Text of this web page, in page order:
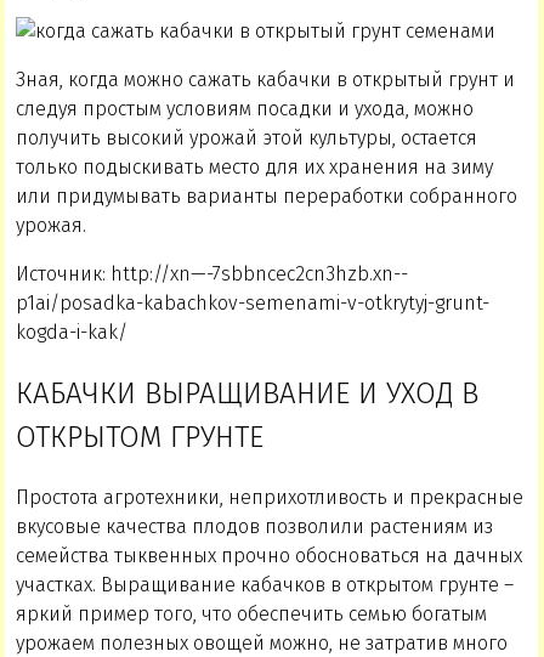
Зная, когда можно сажать кабачки в открытый грунт и
следуя простым условиям посадки и ухода, можно
получить высокий урожай этой культуры, остается
только подыскивать место для их хранения на зиму
или придумывать варианты переработки собранного
урожая.
Источник: http://xn—-7sbbncec2cn3hzb.xn--
p1ai/posadka-kabachkov-semenami-v-otkrytyj-grunt-
kogda-i-kak/
КАБАЧКИ ВЫРАЩИВАНИЕ И УХОД В
ОТКРЫТОМ ГРУНТЕ
Простота агротехники, неприхотливость и прекрасные
вкусовые качества плодов позволили растениям из
семейства тыквенных прочно обосноваться на дачных
участках. Выращивание кабачков в открытом грунте –
яркий пример того, что обеспечить семью богатым
урожаем полезных овощей можно, не затратив много